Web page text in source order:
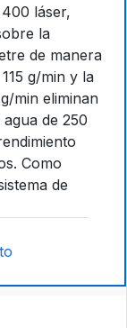
láser,
la
de manera
g/min y la
min eliminan
de 250
Como
de